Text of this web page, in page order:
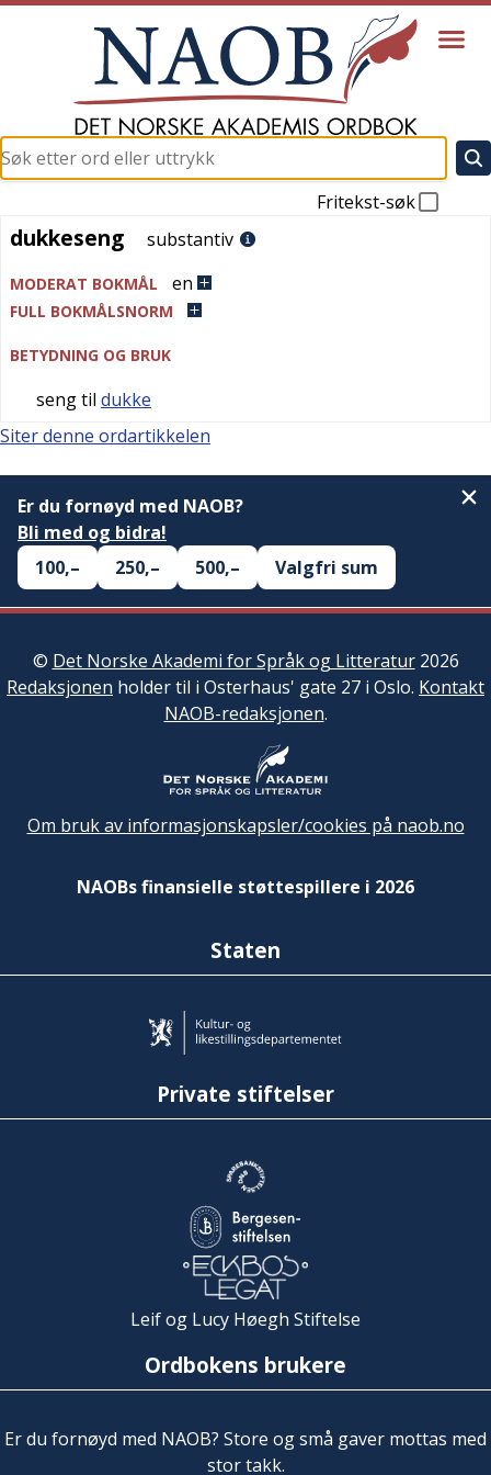
Fritekst-søk
dukkeseng
dukkeseng substantiv
MODERAT BOKMÅL en
FULL BOKMÅLSNORM
BETYDNING OG BRUK
seng til dukke
Siter denne ordartikkelen
Er du fornøyd med NAOB?
Bli med og bidra!
100,–
250,– 500,– Valgfri sum
© Det Norske Akademi for Språk og Litteratur2026
Redaksjonen holder til i Osterhaus' gate 27 i Oslo. Kontakt
NAOB-redaksjonen.
Om bruk av informasjonskapsler/cookies på naob.no
NAOBs finansielle støttespillere i 2026
Staten
Private stiftelser
Leif og Lucy Høegh Stiftelse
Ordbokens brukere
Er du fornøyd med NAOB? Store og små gaver mottas med
stor takk.